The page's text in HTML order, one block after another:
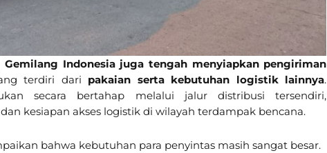
Gemilang Indonesia juga tengah menyiapkan pengiriman
terdiri dari pakaian serta kebutuhan logistik lainnya.
secara bertahap melalui jalur distribusi tersendiri,
kesiapan akses logistik di wilayah terdampak bencana.
bahwa kebutuhan para penyintas masih sangat besar.